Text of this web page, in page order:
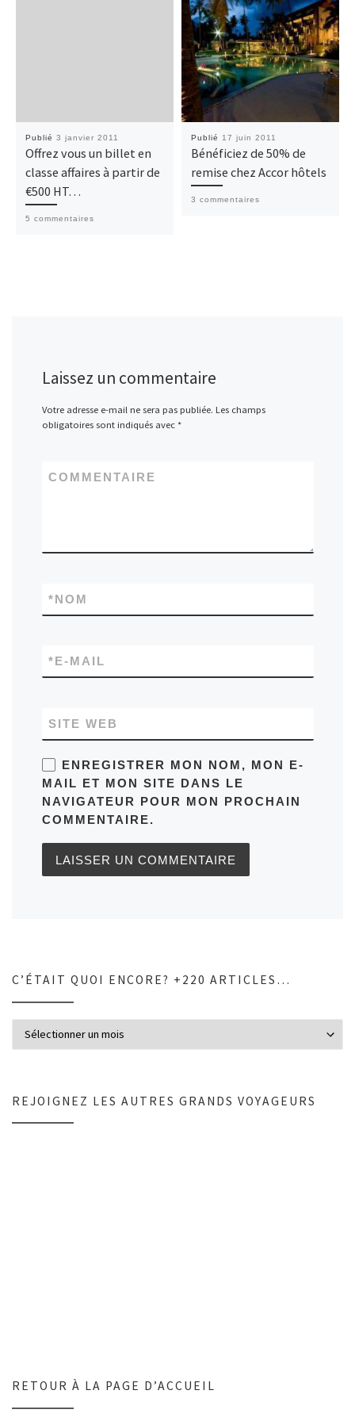
Publié 3 janvier 2011
Offrez vous un billet en
classe affaires à partir de
€500 HT…
5 commentaires
Publié 17 juin 2011
Bénéficiez de 50% de
remise chez Accor hôtels
3 commentaires
Laissez un commentaire
Votre adresse e-mail ne sera pas publiée. Les champs
obligatoires sont indiqués avec *
COMMENTAIRE
NOM
*
E-MAIL
*
SITE WEB
ENREGISTRER MON NOM, MON E-
MAIL ET MON SITE DANS LE
NAVIGATEUR POUR MON PROCHAIN
COMMENTAIRE.
C’ÉTAIT QUOI ENCORE? +220 ARTICLES…
REJOIGNEZ LES AUTRES GRANDS VOYAGEURS
RETOUR À LA PAGE D’ACCUEIL